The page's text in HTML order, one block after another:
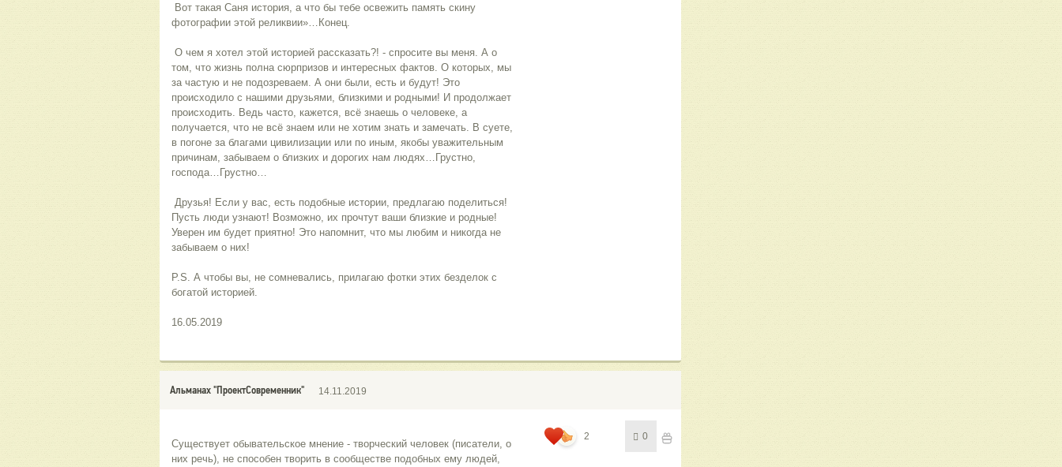
фотографии этой реликвии»…Конец.
том, что жизнь полна сюрпризов и интересных фактов. О которых, мы
за частую и не подозреваем. А они были, есть и будут! Это
происходило с нашими друзьями, близкими и родными! И продолжает
происходить. Ведь часто, кажется, всё знаешь о человеке, а
получается, что не всё знаем или не хотим знать и замечать. В суете,
в погоне за благами цивилизации или по иным, якобы уважительным
причинам, забываем о близких и дорогих нам людях…Грустно,
господа…Грустно…
Пусть люди узнают! Возможно, их прочтут ваши близкие и родные!
Уверен им будет приятно! Это напомнит, что мы любим и никогда не
забываем о них!
P.S. А чтобы вы, не сомневались, прилагаю фотки этих безделок с
богатой историей.
16.05.2019
Альманах "ПроектСовременник" 14.11.2019
Существует обывательское мнение - творческий человек (писатели, о
них речь), не способен творить в сообществе подобных ему людей,
2 0